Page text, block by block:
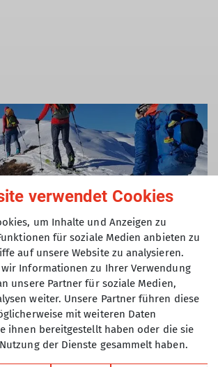
Abenteuer und so war es
Kitzbühel Safari!
verwendet Cookies
um Inhalte und Anzeigen zu
für soziale Medien anbieten zu
auf unsere Website zu analysieren.
Informationen zu Ihrer Verwendung
unsere Partner für soziale Medien,
weiter. Unsere Partner führen diese
mit weiteren Daten
ihnen bereitgestellt haben oder die sie
der Dienste gesammelt haben.